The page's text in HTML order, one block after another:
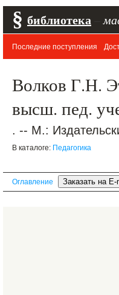
§ библиотека
Последние поступления
Волков Г.Н.
высш. пед.
. -- М.:
В каталоге: Педагогика
Оглавление